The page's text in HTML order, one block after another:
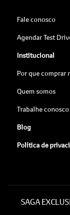
Fale conosco
Agendar Test
Institucional
Por que comprar
Quem somos
Trabalhe conosco
Blog
Política de
SAGA